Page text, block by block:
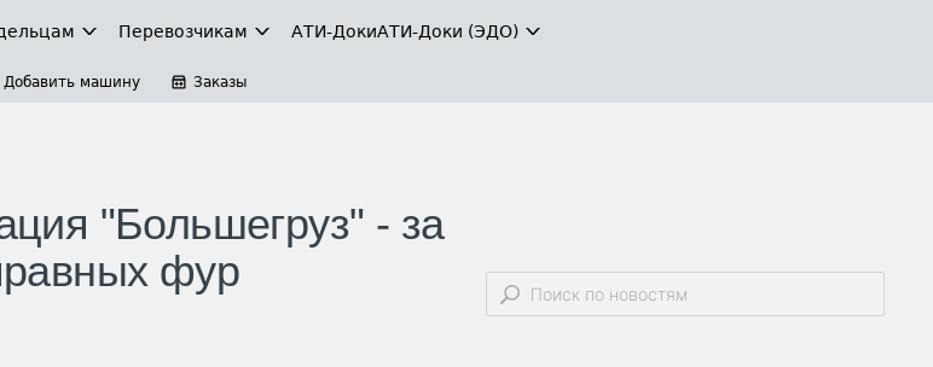
Перевозчикам АТИ-ДокиАТИ-Доки (ЭДО)
Добавить машину Заказы
"Большегруз" - за
фур